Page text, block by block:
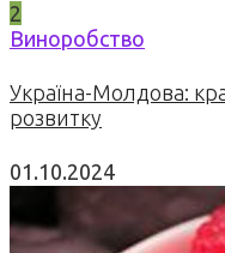
2
Виноробство
Україна-Молдова:
розвитку
01.10.2024